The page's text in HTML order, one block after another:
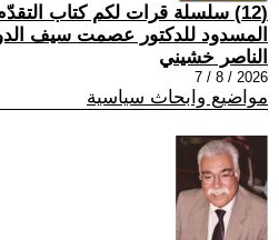
(12) سلسلة قرات لكم كتاب
المسدود للدكتور عصمت سيف
الناصر خشيني
2026 / 8 / 7
مواضيع وابحاث سياسية